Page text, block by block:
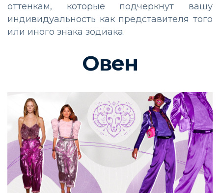
оттенкам, которые подчеркнут вашу
индивидуальность как представителя того
или иного знака зодиака.
Овен